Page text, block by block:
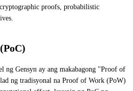
proofs, probabilistic
ng Gensyn ay ang makabagong "Proof of
ng tradisyonal na Proof of Work (PoW)